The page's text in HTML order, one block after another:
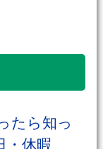
たら知っ
休暇